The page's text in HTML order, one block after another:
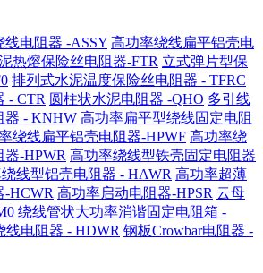
电阻器 -ASSY 高功率绕线扁平铝壳电
热熔保险丝电阻器-FTR 立式弹片型保
排列式水泥温度保险丝电阻器 - TFRC
- CTR 圆柱状水泥电阻器 -QHO 多引线
器 - KNHW 高功率扁平型绕线固定电阻
绕线扁平铝壳电阻器-HPWF 高功率绕
-HPWR 高功率绕线型铁壳固定电阻器
线型铝壳电阻器 - HAWR 高功率超薄
-HCWR 高功率启动电阻器-HPSR 云母
绕线管状大功率消谐固定电阻箱 -
线电阻器 - HDWR 钢板Crowbar电阻器 -